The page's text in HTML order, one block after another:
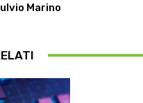
Marino